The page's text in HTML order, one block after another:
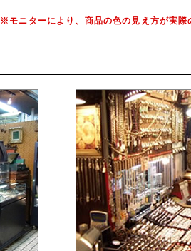
※モニターにより、商品の色の見え方が実